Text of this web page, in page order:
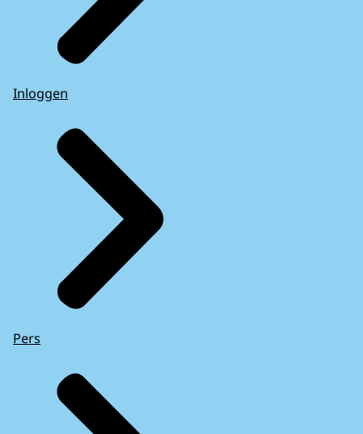
Inloggen
Pers